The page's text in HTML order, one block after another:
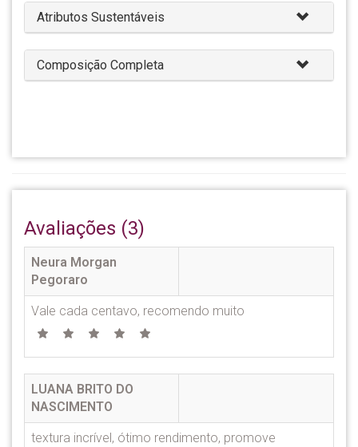
Atributos Sustentáveis
Composição Completa
Avaliações (3)
Neura Morgan
Pegoraro
Vale cada centavo, recomendo muito
LUANA BRITO DO
NASCIMENTO
textura incrível, ótimo rendimento, promove